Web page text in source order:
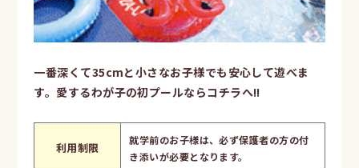
一番深くて35cmと小さなお子様でも安心して遊べま
す。愛するわが子の初プールならコチラへ!!
利用制限
就学前のお子様は、必ず保護者の方の付
き添いが必要となります。